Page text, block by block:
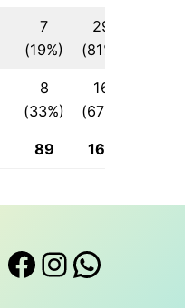
7
(19%)
29
(81%)
8
(33%)
16
(67%)
89 167
Facebook Instagram WhatsApp